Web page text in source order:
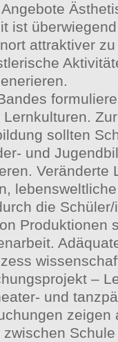
ist
attraktiver
sollten
und
Veränderte
die
Produktionen
–
und
zeigen